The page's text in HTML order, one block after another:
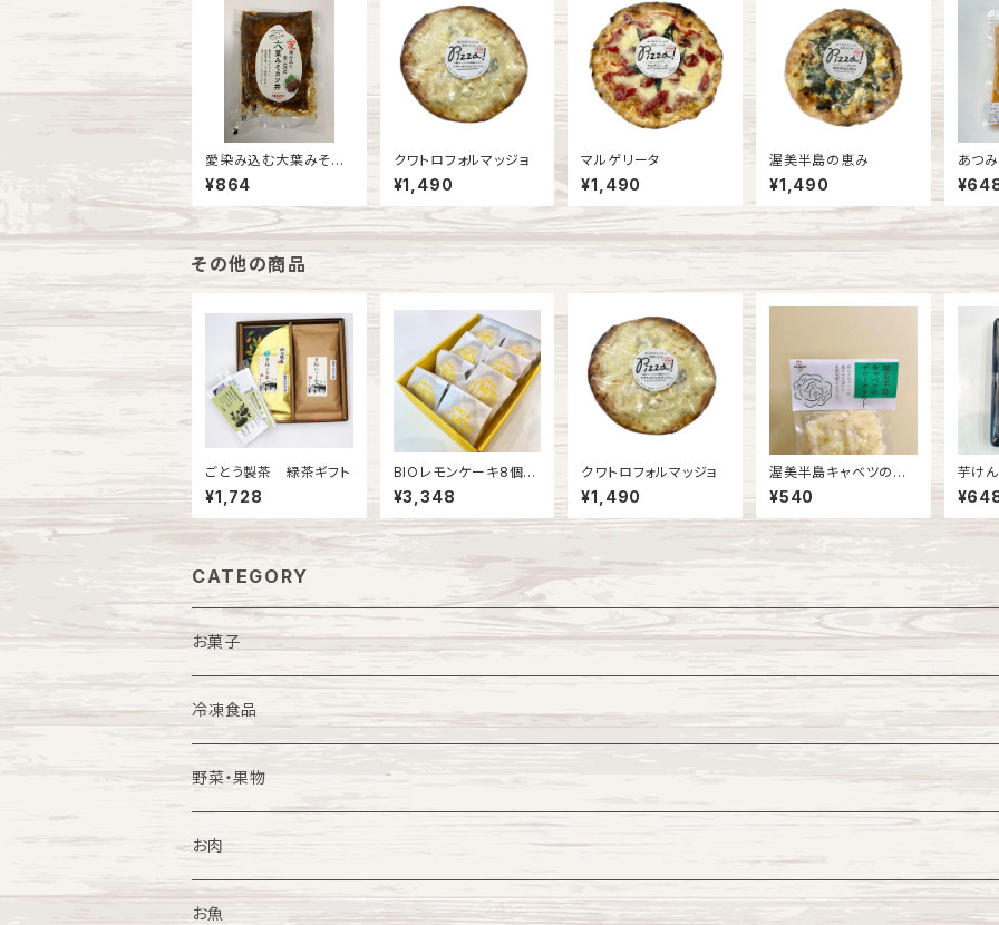
愛染み込む大葉みそカ
ツ
¥864
クワトロフォルマッジョ
¥1,490
マルゲリータ
¥1,490
渥美半島の恵み
¥1,490
あつ
その他の商品
ごとう製茶 緑茶ギフト
¥1,728
BIOレモンケーキ8個入
り
¥3,348
クワトロフォルマッジョ
¥1,490
渥美半島キャベツのザ
ワークラウト(キャベツ
の塩漬け)
¥540
芋け
パー)
CATEGORY
お菓子
一般菓子
スイーツ
焼き菓子
冷凍スイーツ
冷凍食品
福豚商品各種
ごはんにかけるだけシリーズ
和食惣菜
野菜・果物
果物
野菜
お肉
牛肉
お魚